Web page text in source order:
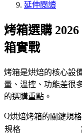
延伸閱讀
烤箱選購
箱實戰
烤箱是烘焙的核心設
量、溫控、功能差很
的選購重點。
烘焙烤箱的關鍵規格
規格